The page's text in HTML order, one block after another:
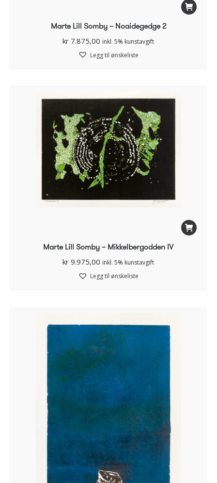
Marte Lill Somby – Noaidegedge 2
kr 7.875,00 inkl. 5% kunstavgift
Legg til ønskeliste
Marte Lill Somby – Mikkelbergodden IV
kr 9.975,00 inkl. 5% kunstavgift
Legg til ønskeliste